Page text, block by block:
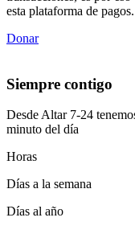
esta plataforma de pagos.
Donar
Siempre contigo
Desde Altar 7-24
minuto del día
Horas
Días a la semana
Días al año